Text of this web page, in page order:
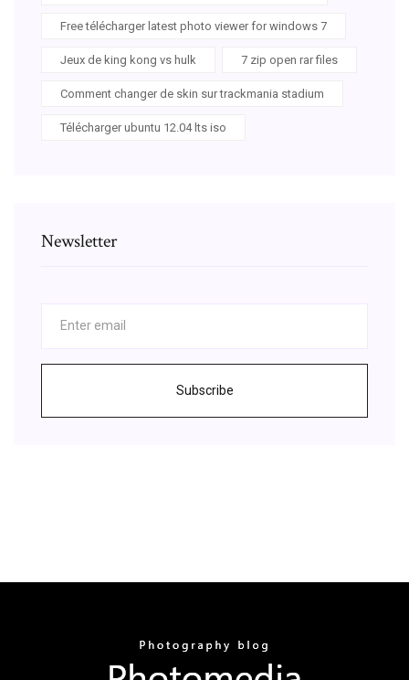
Free télécharger latest photo viewer for windows 7
Jeux de king kong vs hulk 7 zip open rar files
Comment changer de skin sur trackmania stadium
Télécharger ubuntu 12.04 lts iso
Newsletter
Subscribe